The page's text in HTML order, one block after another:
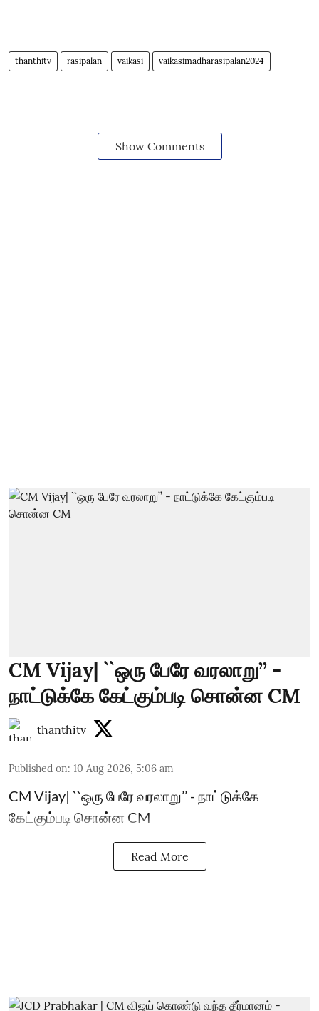
thanthitv rasipalan vaikasi vaikasimadharasipalan2024
Show Comments
CM Vijay| ``ஒரு பேரே வரலாறு’’ -
நாட்டுக்கே கேட்கும்படி சொன்ன CM
thanthitv
Published on: 10 Aug 2026, 5:06 am
CM Vijay| ``ஒரு பேரே வரலாறு’’ - நாட்டுக்கே
கேட்கும்படி சொன்ன CM
Read More